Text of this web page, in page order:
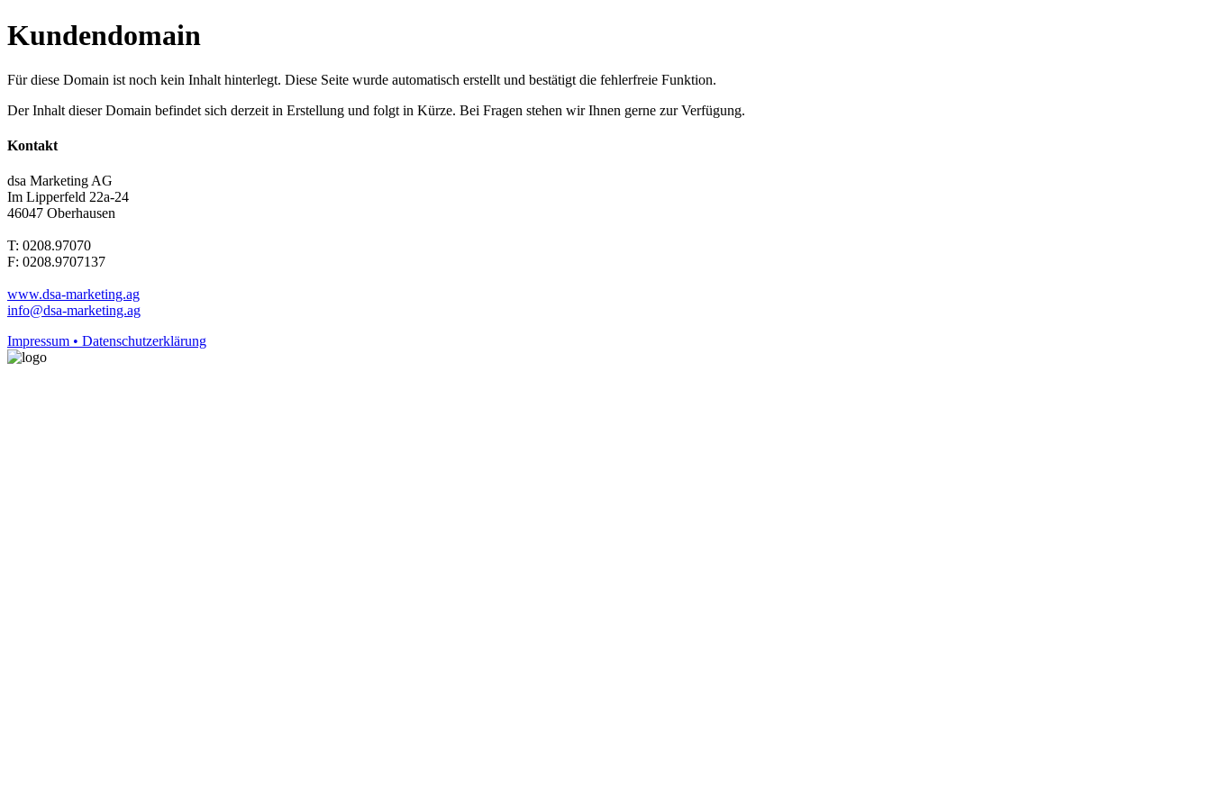
Kundendomain
Für diese Domain ist noch kein Inhalt hinterlegt. Diese Seite wurde automatisch erstellt und bestätigt die fehlerfreie Funktion.
Der Inhalt dieser Domain befindet sich derzeit in Erstellung und folgt in Kürze. Bei Fragen stehen wir Ihnen gerne zur Verfügung.
Kontakt
dsa Marketing AG
Im Lipperfeld 22a-24
46047 Oberhausen
T: 0208.97070
F: 0208.9707137
www.dsa-marketing.ag
info@dsa-marketing.ag
Impressum • Datenschutzerklärung